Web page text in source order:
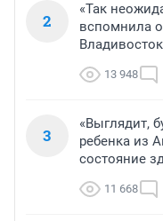
2
«Так
вспомнила
13 948
3
«Выглядит,
ребенка из
состояние
11 668